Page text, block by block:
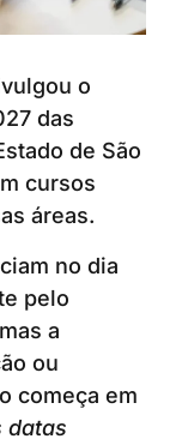
o
das
de São
cursos
áreas.
no dia
pelo
a
ou
começa em
datas